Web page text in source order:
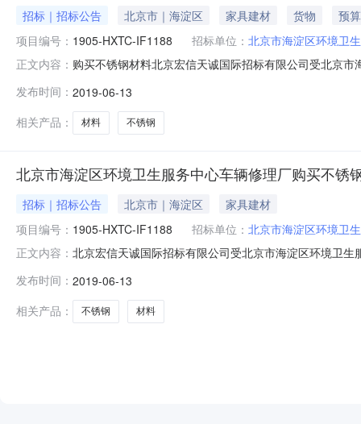
招标｜招标公告 北京市｜海淀区 家具建材 货物
预
项目编号： 1905-HXTC-IF1188 招标单位： 北京市海淀区环境卫
正文内容： 购买不锈钢材料北京宏信天诚国际招标有限公司受北京
单位简要技术要求及用途是否为核心产品是否接受进口
发布时间： 2019-06-13
相关产品：
材料 不锈钢
北京市海淀区环境卫生服务中心车辆修理厂购买不锈
招标｜招标公告 北京市｜海淀区
家具建材
项目编号： 1905-HXTC-IF1188 招标单位： 北京市海淀区环境卫
正文内容： 北京宏信天诚国际招标有限公司受北京市海淀区环境卫
北京市海淀区环境卫生服务中心车辆修理厂地址：北京
限公司代理
发布时间： 2019-06-13
相关产品：
不锈钢 材料